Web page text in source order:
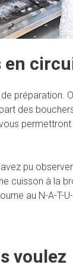
en
préparation.
des
pu
à la
au N-A-T-U-
voulez